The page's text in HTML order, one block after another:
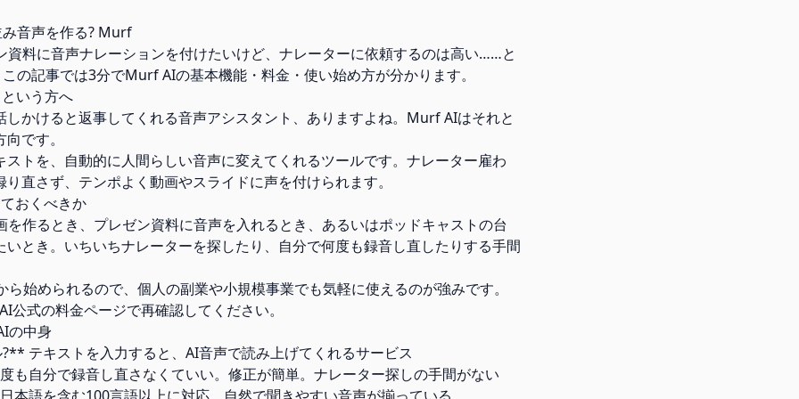
音声を作る? Murf
資料に音声ナレーションを付けたいけど、ナレーターに依頼するのは高い……と
の記事では3分でMurf AIの基本機能・料金・使い始め方が分かります。
いう方へ
しかけると返事してくれる音声アシスタント、ありますよね。Murf AIはそれと
です。
ストを、自動的に人間らしい音声に変えてくれるツールです。ナレーター雇わ
直さず、テンポよく動画やスライドに声を付けられます。
おくべきか
を作るとき、プレゼン資料に音声を入れるとき、あるいはポッドキャストの台
いとき。いちいちナレーターを探したり、自分で何度も録音し直したりする手間
始められるので、個人の副業や小規模事業でも気軽に使えるのが強みです。
式の料金ページで再確認してください。
の中身
テキストを入力すると、AI音声で読み上げてくれるサービス
も自分で録音し直さなくていい。修正が簡単。ナレーター探しの手間がない